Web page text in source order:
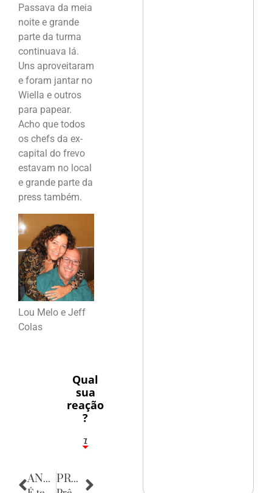
Passava da meia
noite e grande
parte da turma
continuava lá.
Uns aproveitaram
e foram jantar no
Wiella e outros
para papear.
Acho que todos
os chefs da ex-
capital do frevo
estavam no local
e grande parte da
press também.
Lou Melo e Jeff
Colas
Qual
sua
reação
?
1
7
ANTERIOR PRÓXIMA